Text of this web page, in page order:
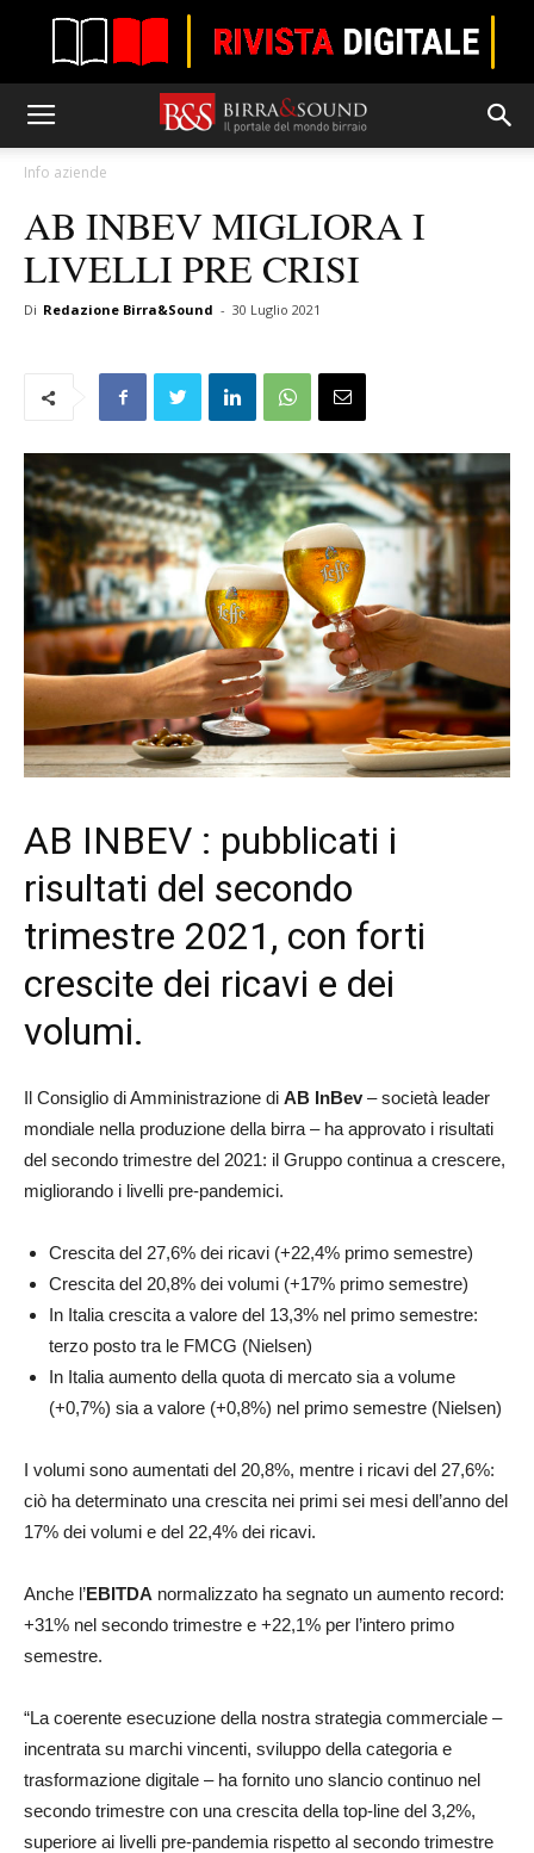
Info aziende
AB INBEV MIGLIORA I
LIVELLI PRE CRISI
Di Redazione Birra&Sound - 30 Luglio 2021
AB INBEV : pubblicati i
risultati del secondo
trimestre 2021, con forti
crescite dei ricavi e dei
volumi.
Il Consiglio di Amministrazione di AB InBev– società leader
mondiale nella produzione della birra – ha approvato i risultati
del secondo trimestre del 2021: il Gruppo continua a crescere,
migliorando i livelli pre-pandemici.
Crescita del 27,6% dei ricavi (+22,4% primo semestre)
Crescita del 20,8% dei volumi (+17% primo semestre)
In Italia crescita a valore del 13,3% nel primo semestre:
terzo posto tra le FMCG (Nielsen)
In Italia aumento della quota di mercato sia a volume
(+0,7%) sia a valore (+0,8%) nel primo semestre (Nielsen)
I volumi sono aumentati del 20,8%, mentre i ricavi del 27,6%:
ciò ha determinato una crescita nei primi sei mesi dell’anno del
17% dei volumi e del 22,4% dei ricavi.
Anche l’EBITDA normalizzato ha segnato un aumento record:
+31% nel secondo trimestre e +22,1% per l’intero primo
semestre.
“La coerente esecuzione della nostra strategia commerciale –
incentrata su marchi vincenti, sviluppo della categoria e
trasformazione digitale – ha fornito uno slancio continuo nel
secondo trimestre con una crescita della top-line del 3,2%,
superiore ai livelli pre-pandemia rispetto al secondo trimestre